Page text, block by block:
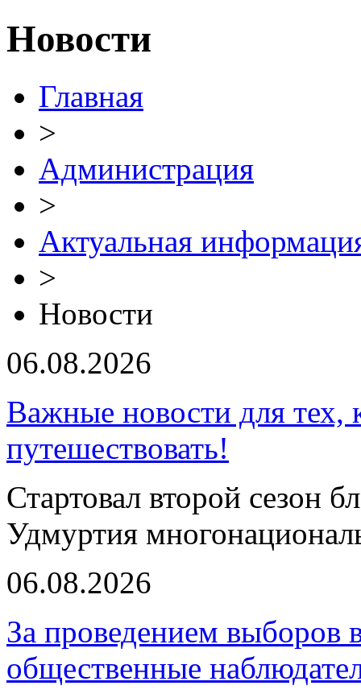
Новости
Главная
>
Администрация
>
Актуальная
>
Новости
06.08.2026
Важные новости для тех,
путешествовать!
Стартовал второй сезон
Удмуртия
06.08.2026
За проведением выборов
общественные